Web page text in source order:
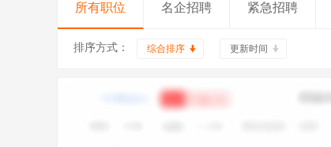
所有职位 名企招聘 紧急招聘
排序方式： 综合排序 更新时间